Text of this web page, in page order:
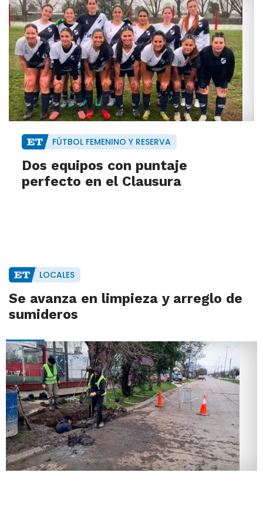
FÚTBOL FEMENINO Y RESERVA
Dos equipos con puntaje
perfecto en el Clausura
LOCALES
Se avanza en limpieza y arreglo de
sumideros